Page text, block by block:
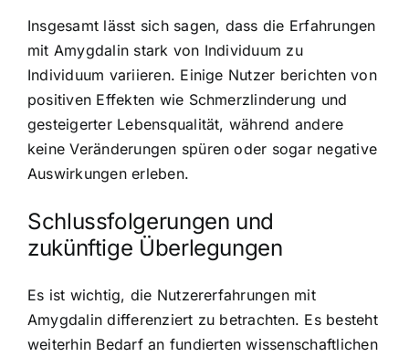
Insgesamt lässt sich sagen, dass die Erfahrungen
mit Amygdalin stark von Individuum zu
Individuum variieren. Einige Nutzer berichten von
positiven Effekten wie Schmerzlinderung und
gesteigerter Lebensqualität, während andere
keine Veränderungen spüren oder sogar negative
Auswirkungen erleben.
Schlussfolgerungen und
zukünftige Überlegungen
Es ist wichtig, die Nutzererfahrungen mit
Amygdalin differenziert zu betrachten. Es besteht
weiterhin Bedarf an fundierten wissenschaftlichen